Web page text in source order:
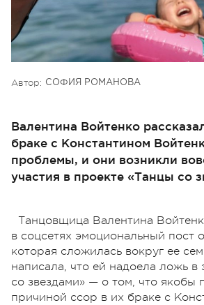
Автор: СОФИЯ РОМАНОВА
Валентина Войтенко
браке с Константином
проблемы, и они возникли
участия в проекте «Танцы со
Танцовщица Валентина
в соцсетях эмоциональный пост
которая сложилась вокруг ее
написала, что ей надоела ложь в
со звездами» — о том, что якобы
причиной ссор в их браке с